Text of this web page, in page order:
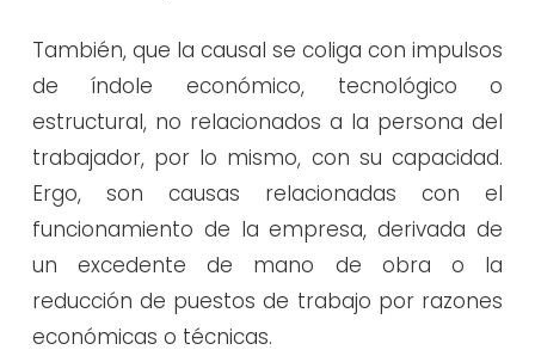
También, que la causal se coliga con impulsos
de índole económico, tecnológico o
estructural, no relacionados a la persona del
trabajador, por lo mismo, con su capacidad.
Ergo, son causas relacionadas con el
funcionamiento de la empresa, derivada de
un excedente de mano de obra o la
reducción de puestos de trabajo por razones
económicas o técnicas.